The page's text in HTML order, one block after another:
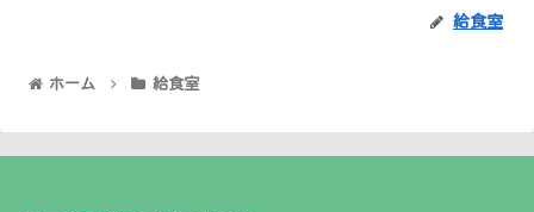
給食室
ホーム 給食室